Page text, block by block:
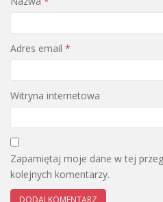
Adres email *
Witryna internetowa
Zapamiętaj moje dane w tej
kolejnych komentarzy.